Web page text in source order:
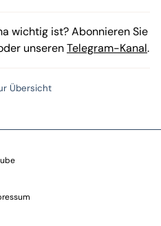
wichtig ist? Abonnieren Sie
unserenTelegram-Kanal.
Übersicht